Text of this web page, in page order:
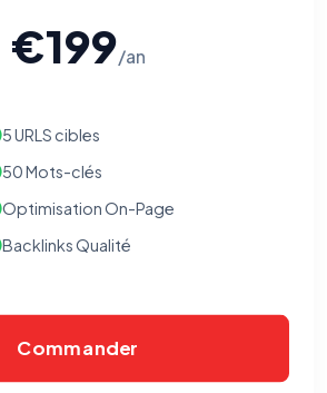
€199/an
5 URLS cibles
50 Mots-clés
Optimisation On-Page
Backlinks Qualité
Commander